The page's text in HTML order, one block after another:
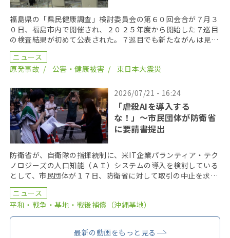
福島県の「県民健康調査」検討委員会の第６０回会合が７月３
０日、福島市内で開催され、２０２５年度から開始した７巡目
の検査結果が初めて公表された。７巡目でも新たながんは見つ
かり、悪性ないし悪性疑いと診断された患者が３人いるこ […]
ニュース
原発事故
公害・健康被害 東日本大震災
2026/07/21 - 16:24
「虐殺AIを導入する
な！」〜市民団体が防衛省
に要請書提出
防衛省が、自衛隊の指揮統制に、米IT企業パランティア・テク
ノロジーズの人口知能（ＡＩ）システムの導入を検討している
として、市民団体が１７日、防衛省に対して取引の中止を求め
る要請書を提出した。 要請書を提出したのは、「武器 […]
ニュース
平和・戦争・基地・戦後補償（沖縄基地）
最新の動画をもっと見る